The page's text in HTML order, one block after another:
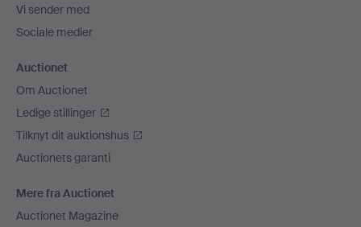
Vi sender med
Sociale medier
Auctionet
Om Auctionet
Ledige stillinger
Tilknyt dit auktionshus
Auctionets garanti
Mere fra Auctionet
Auctionet Magazine